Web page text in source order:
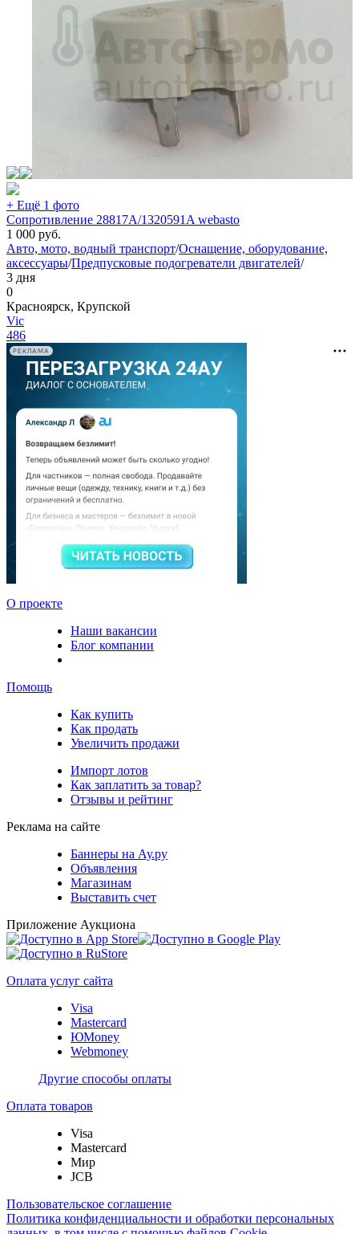
+ Ещё 1 фото
Сопротивление 28817А/1320591A webasto
1 000 руб.
Авто, мото, водный транспорт/Оснащение, оборудование,
аксессуары/Предпусковые подогреватели двигателей/
3 дня
0
Красноярск, Крупской
Vic
486
РЕКЛАМА
О проекте
Наши вакансии
Блог компании
Помощь
Как купить
Как продать
Увеличить продажи
Импорт лотов
Как заплатить за товар?
Отзывы и рейтинг
Реклама на сайте
Баннеры на Ау.ру
Объявления
Магазинам
Выставить счет
Приложение Аукциона
Оплата услуг сайта
Visa
Mastercard
ЮMoney
Webmoney
Другие способы оплаты
Оплата товаров
Visa
Mastercard
Мир
JCB
Пользовательское соглашение
Политика конфиденциальности и обработки персональных